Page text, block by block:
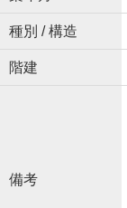
種別 / 構造
階建
備考